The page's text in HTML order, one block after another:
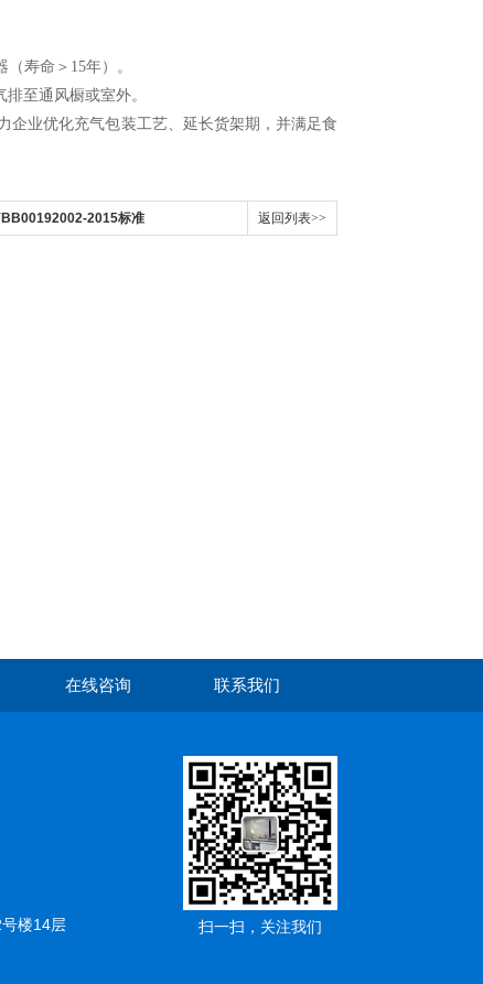
寿命＞15年）。
至通风橱或室外。
业优化充气包装工艺、延长货架期，并满足食
2015标准 返回列表>>
在线咨询 联系我们
楼14层
扫一扫，关注我们